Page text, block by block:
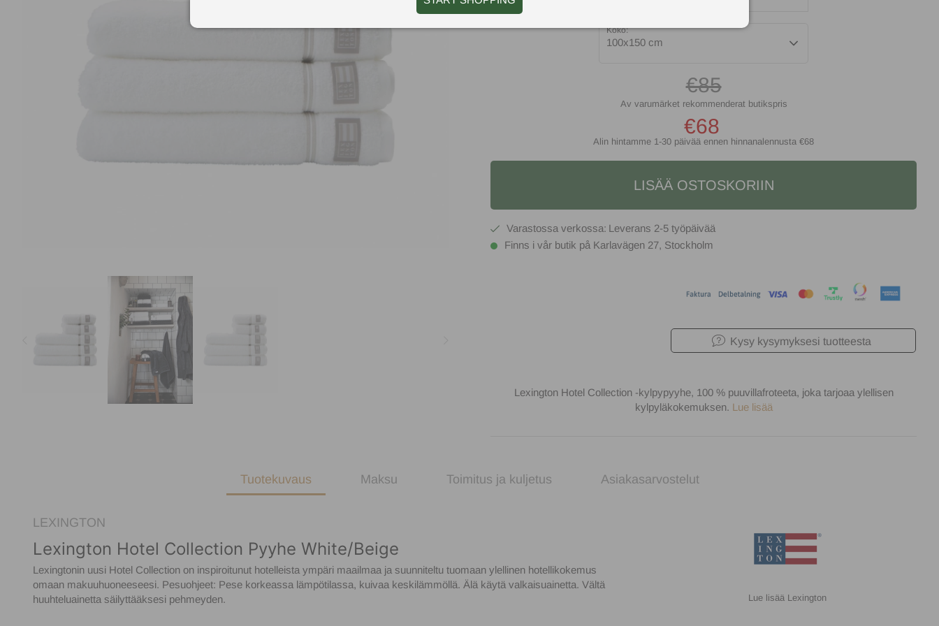
Koko:
100x150 cm
€85
€68
Alin hintamme 1-30 päivää ennen hinnanalennusta €68
LISÄÄ OSTOSKORIIN
2-5 työpäivää
Finns i vår butik på Karlavägen 27, Stockholm
Kysy kysymyksesi tuotteesta
Lexington Hotel Collection -kylpypyyhe, 100 % puuvillafroteeta, joka tarjoaa ylellisen
kylpyläkokemuksen. Lue lisää
Tuotekuvaus
LEXINGTON
Lexington Hotel Collection Pyyhe White/Beige
Lexingtonin uusi Hotel Collection on inspiroitunut hotelleista ympäri maailmaa ja suunniteltu tuomaan ylellinen hotellikokemus
omaan makuuhuoneeseesi. Pesuohjeet: Pese korkeassa lämpötilassa, kuivaa keskilämmöllä. Älä käytä valkaisuainetta. Vältä
huuhteluainetta säilyttääksesi pehmeyden.
Lexington
Maksu Toimitus ja kuljetus Asiakasarvostelut